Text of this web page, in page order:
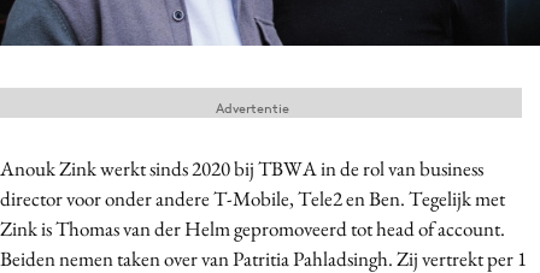
Adverteren
Events
Opleidingen
Vacatures
Academy
Partners
Topics
Anouk Zink werkt sinds 2020 bij TBWA in de rol van business
director voor onder andere T-Mobile, Tele2 en Ben. Tegelijk met
Zink is Thomas van der Helm gepromoveerd tot head of account.
Beiden nemen taken over van Patritia Pahladsingh. Zij vertrekt per 1
Advertentie